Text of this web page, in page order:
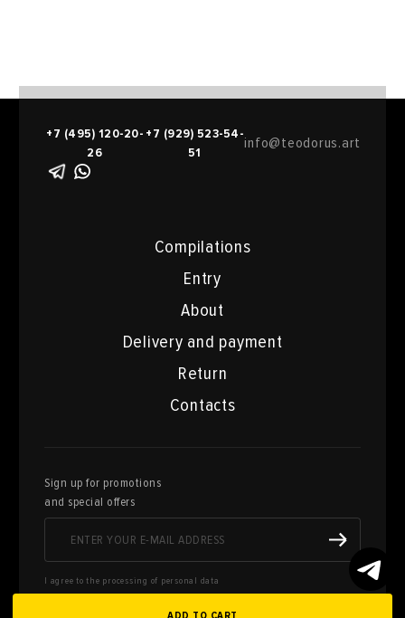
Compilations
Entry
About
Delivery and payment
Return
Contacts
+7 (495) 120-20-
26
+7 (929) 523-54-
51
info@teodorus.art
Sign up for promotions
and special offers
I agree to the processing of personal data